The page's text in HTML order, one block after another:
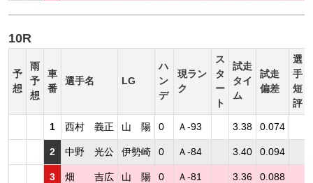
10R
予
想
雨
予
想
車
番
選手名 LG
ハ
ン
デ
現ラン
ク
ス
タ
ー
ト
試走
タイ
ム
試走
偏差
選
手
短
評
1 西村 義正 山 陽 0 Ａ-93 3.38 0.074
2 中野 光公 伊勢崎 0 Ａ-84 3.40 0.094
3 畑 吉広 山 陽 0 Ａ-81 3.36 0.088